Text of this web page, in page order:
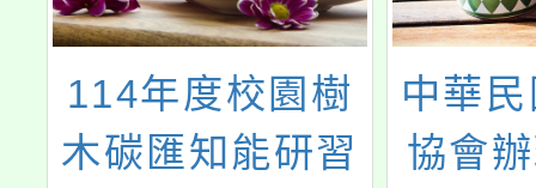
114年度校園樹
木碳匯知能研習
中華
協會